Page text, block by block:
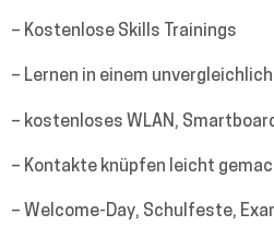
– Kostenlose Skills Trainings
– Lernen in einem
– kostenloses WLAN,
– Kontakte knüpfen leicht
– Welcome-Day, Schulfeste,